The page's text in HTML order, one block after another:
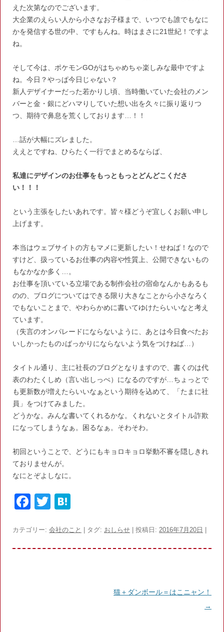
えた次第なのでございます。
大企業のえらい人から小さなお子様まで、いつでも誰でもなに
かを発信する世の中、ですもんね。時はまさに21世紀！ですよ
ね。
そして今は、ポケモンGOがはちゃめちゃ楽しみな最中ですよ
ね。今日？やっぱ今日じゃない？
新人デザイナーだった若かりし頃、当時働いていた会社のメン
バーと金・銀にどハマりしていた想い出を久々に振り返りつ
つ、期待で鼻息を荒くしております…！！
…話が大幅にズレました。
ええとですね、ひらたく一行でまとめるならば、
私達にデザインのお仕事をもっともっとどんどこくださ
い！！！
という主張をしたいあれです。皆々様どうぞ宜しくお願い申し
上げます。
本当はウェブサイトの方もマメに更新したい！せねば！なので
すけど、扱っているお仕事の内容や性質上、公開できないもの
もなかなか多く…。
お仕事を頂いている立場である制作会社の宿命なんかもあるも
のの、ブログについてはできる限り大きなことから小さなろく
でもないことまで、やわらかめに書いてゆけたらいいなと考え
ています。
（失言のオンパレードにならないように、あとは今日食べたお
いしかったもの♪ばっかりにならないよう気をつけねば…）
タイトル通り、主に社長のブログとなりますので、書くのは代
表のわたくしめ（言い出しっぺ）になるのですが…ちょっとで
も更新数が増えたらいいなぁという期待を込めて、「たまに社
員」をつけてみました。
どうかな。みんな書いてくれるかな。くれないとタイトル詐欺
になってしまうなぁ。困るなぁ。そわそわ。
初回ということで、どうにもキョロキョロ挙動不審を隠しきれ
ておりませんが。
なにとぞよしなに。
F
c
e
T
itt
er
e
n
カテゴリー: 会社のこと | タグ: おしらせ | 投稿日: 2016年7月20日 |
猫＋ダンボール＝はこニャン！
→